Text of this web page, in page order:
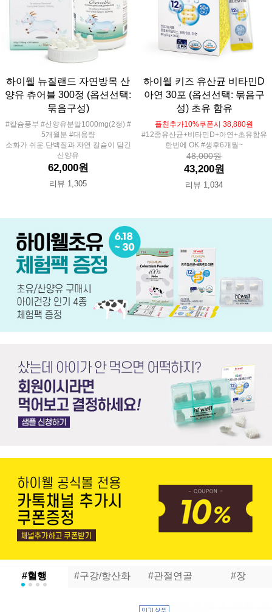
하이웰 뉴질랜드 자연방목 산
양유 츄어블 300정 (옵션선택:
묶음구성)
#칼슘풍부 #산양유분말1000mg(2정) #
5개월분 #대용량
소화가 쉬운 단백질과 자연 칼슘이 담긴
산양유
62,000원
리뷰 1,305
하이웰 키즈 유산균 비타민D
아연 30포 (옵션선택: 묶음구
성) 초유 함유
플친추가10%쿠폰시 38,880원
#12종유산균+비타민D+아연+초유함유
한번에 OK #생후6개월~
48,000원
43,200원
리뷰 1,034
#혈행 #구강/항산화 #관절연골 #장